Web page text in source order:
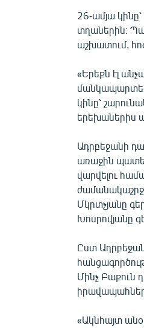
26-ամյա
տղաներին։
աշխատում,
«Երեքն էլ
կինը՝
երեխաներիս
Ադրբեջանի
առաջին
վարվելու
Մկրտչյանը
Խոսրովյանը
Ըստ
Մինչ Բաքուն
«Ակնհայտ